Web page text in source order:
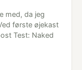
med, da jeg
første øjekast
Test: Naked